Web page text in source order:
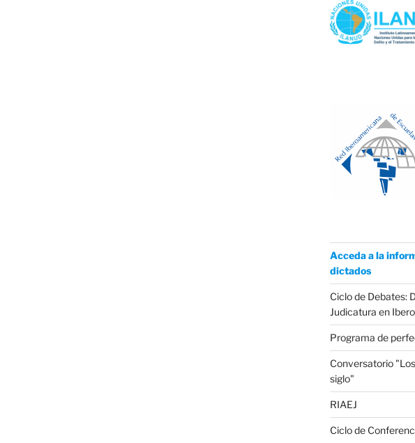
Acceda a la
dictados
Ciclo de Debates:
Judicatura en
Programa de
Conversatorio
siglo"
RIAEJ
Ciclo de